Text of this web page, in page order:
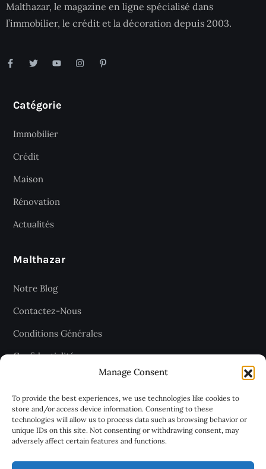
Manage Consent
To provide the best experiences, we use technologies like cookies to
store and/or access device information. Consenting to these
technologies will allow us to process data such as browsing behavior or
unique IDs on this site. Not consenting or withdrawing consent, may
adversely affect certain features and functions.
Malthazar, le magazine en ligne spécialisé dans
l’immobilier, le crédit et la décoration depuis 2003.
Catégorie
Immobilier
Crédit
Maison
Rénovation
Actualités
Malthazar
Notre Blog
Contactez-Nous
Conditions Générales
Confidentialité
Recevez les dernières articles
chaque jour